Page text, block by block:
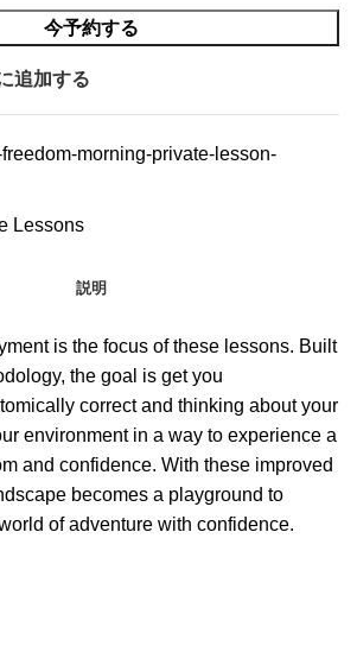
今予約する
追加する
morning-private-lesson-
Lessons
説明
is the focus of these lessons. Built
the goal is get you
correct and thinking about your
environment in a way to experience a
and confidence. With these improved
becomes a playground to
of adventure with confidence.